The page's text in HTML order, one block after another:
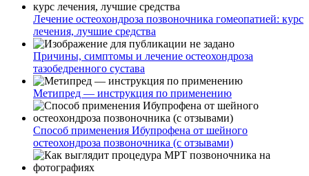
Лечение остеохондроза позвоночника гомеопатией: курс
лечения, лучшие средства
Причины, симптомы и лечение остеохондроза
тазобедренного сустава
Метипред — инструкция по применению
Способ применения Ибупрофена от шейного
остеохондроза позвоночника (с отзывами)